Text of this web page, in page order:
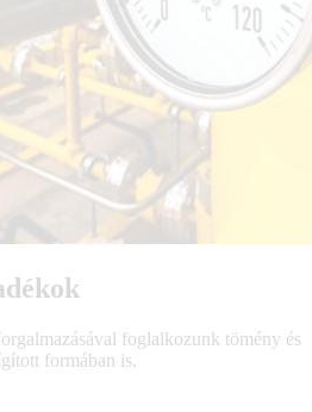
foglalkozunk tömény és
formában is.